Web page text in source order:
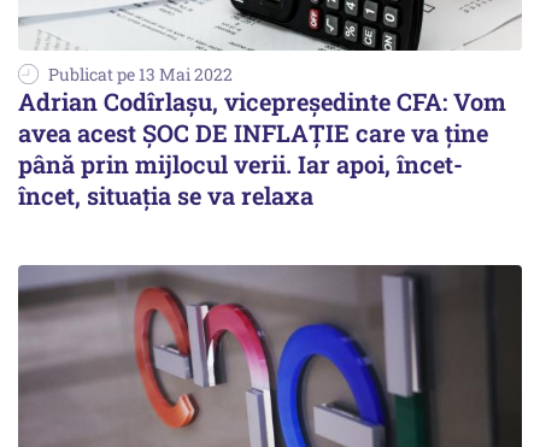
Publicat pe 13 Mai 2022
Adrian Codîrlaşu, vicepreşedinte CFA: Vom
avea acest ŞOC DE INFLAŢIE care va ţine
până prin mijlocul verii. Iar apoi, încet-
încet, situaţia se va relaxa